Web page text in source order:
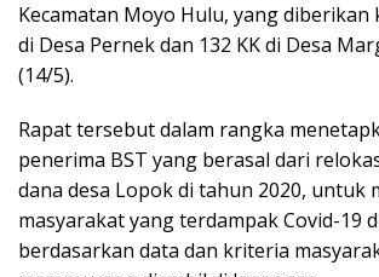
Kecamatan Moyo Hulu, yang diberikan
di Desa Pernek dan 132 KK di Desa
(14/5).
Rapat tersebut dalam rangka
penerima BST yang berasal dari
dana desa Lopok di tahun 2020, untuk
masyarakat yang terdampak Covid-19
berdasarkan data dan kriteria